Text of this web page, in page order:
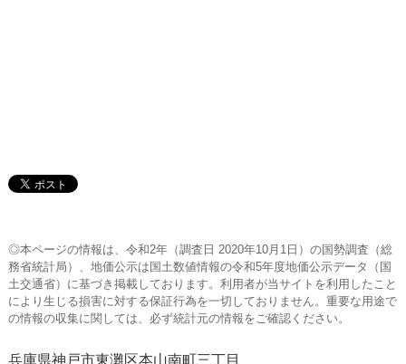
◎本ページの情報は、令和2年（調査日 2020年10月1日）の国勢調査（総
務省統計局）、地価公示は国土数値情報の令和5年度地価公示データ（国
土交通省）に基づき掲載しております。利用者が当サイトを利用したこと
により生じる損害に対する保証行為を一切しておりません。重要な用途で
の情報の収集に関しては、必ず統計元の情報をご確認ください。
兵庫県神戸市東灘区本山南町三丁目